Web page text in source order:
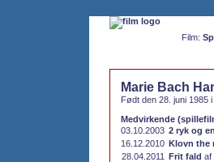
Film:
Marie Bach
Født den 28. juni 1985
Medvirkende
03.10.2003 2 ryk og
16.12.2010 Klovn the
28.04.2011 Frit fald af